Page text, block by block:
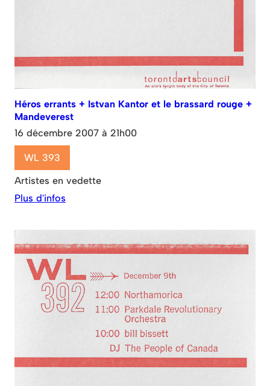
Héros errants + Istvan Kantor et le brassard rouge +
Mandeverest
16 décembre 2007 à 21h00
WL 393
Artistes en vedette
Plus d'infos